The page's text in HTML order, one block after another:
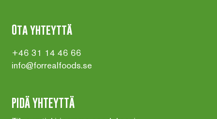
Ota yhteyttä
+46 31 14 46 66
info@forrealfoods.se
PIDÄ YHTEYTTÄ